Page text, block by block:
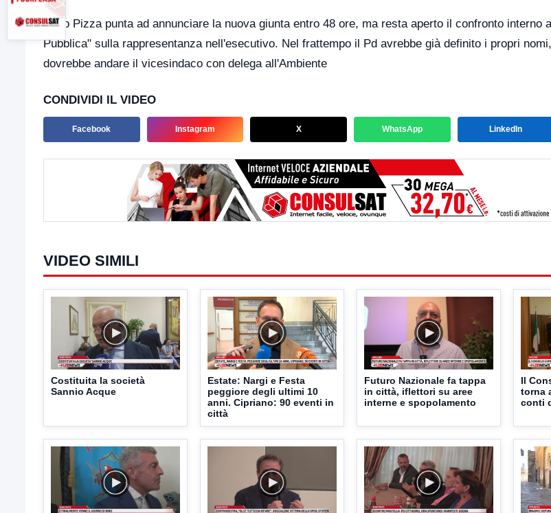
Nello Pizza punta ad annunciare la nuova giunta entro 48 ore, ma resta aperto il confronto interno
Pubblica" sulla rappresentanza nell'esecutivo. Nel frattempo il Pd avrebbe già definito i propri
dovrebbe andare il vicesindaco con delega all'Ambiente
CONDIVIDI IL VIDEO
Facebook Instagram X WhatsApp LinkedIn
VIDEO SIMILI
Costituita la società
Sannio Acque
Estate: Nargi e Festa
peggiore degli ultimi 10
anni. Cipriano: 90 eventi in
città
Futuro Nazionale fa tappa
in città, iflettori su aree
interne e spopolamento
Il
torna
conti